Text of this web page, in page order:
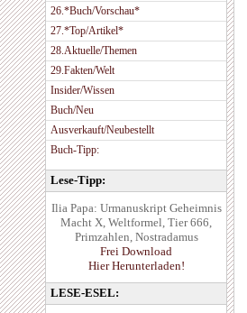
26.*Buch/Vorschau*
27.*Top/Artikel*
28.Aktuelle/Themen
29.Fakten/Welt
Insider/Wissen
Buch/Neu
Ausverkauft/Neubestellt
Buch-Tipp:
Lese-Tipp:
Ilia Papa: Urmanuskript Geheimnis
Macht X, Weltformel, Tier 666,
Primzahlen, Nostradamus
Frei Download
Hier Herunterladen!
LESE-ESEL: